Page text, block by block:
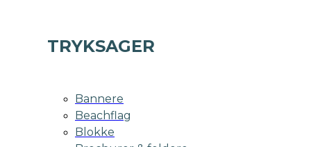
TRYKSAGER
Bannere
Beachflag
Blokke